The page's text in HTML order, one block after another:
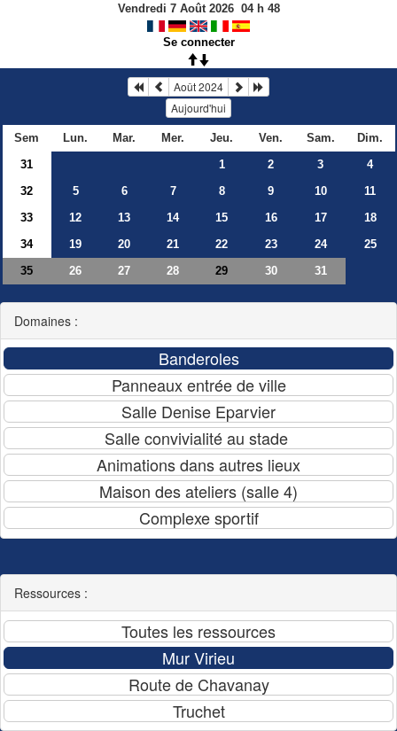
Vendredi 7 Août 2026 04h 48
Se connecter
Août 2024
Aujourd'hui
Sem Lun. Mar. Mer. Jeu. Ven. Sam.
Dim.
31
1 2 3
4
32
5 6 7 8 9 10
11
33
12 13 14 15 16 17
18
34
19 20 21 22 23 24
25
35
26 27 28 29 30 31
Domaines :
Ressources :